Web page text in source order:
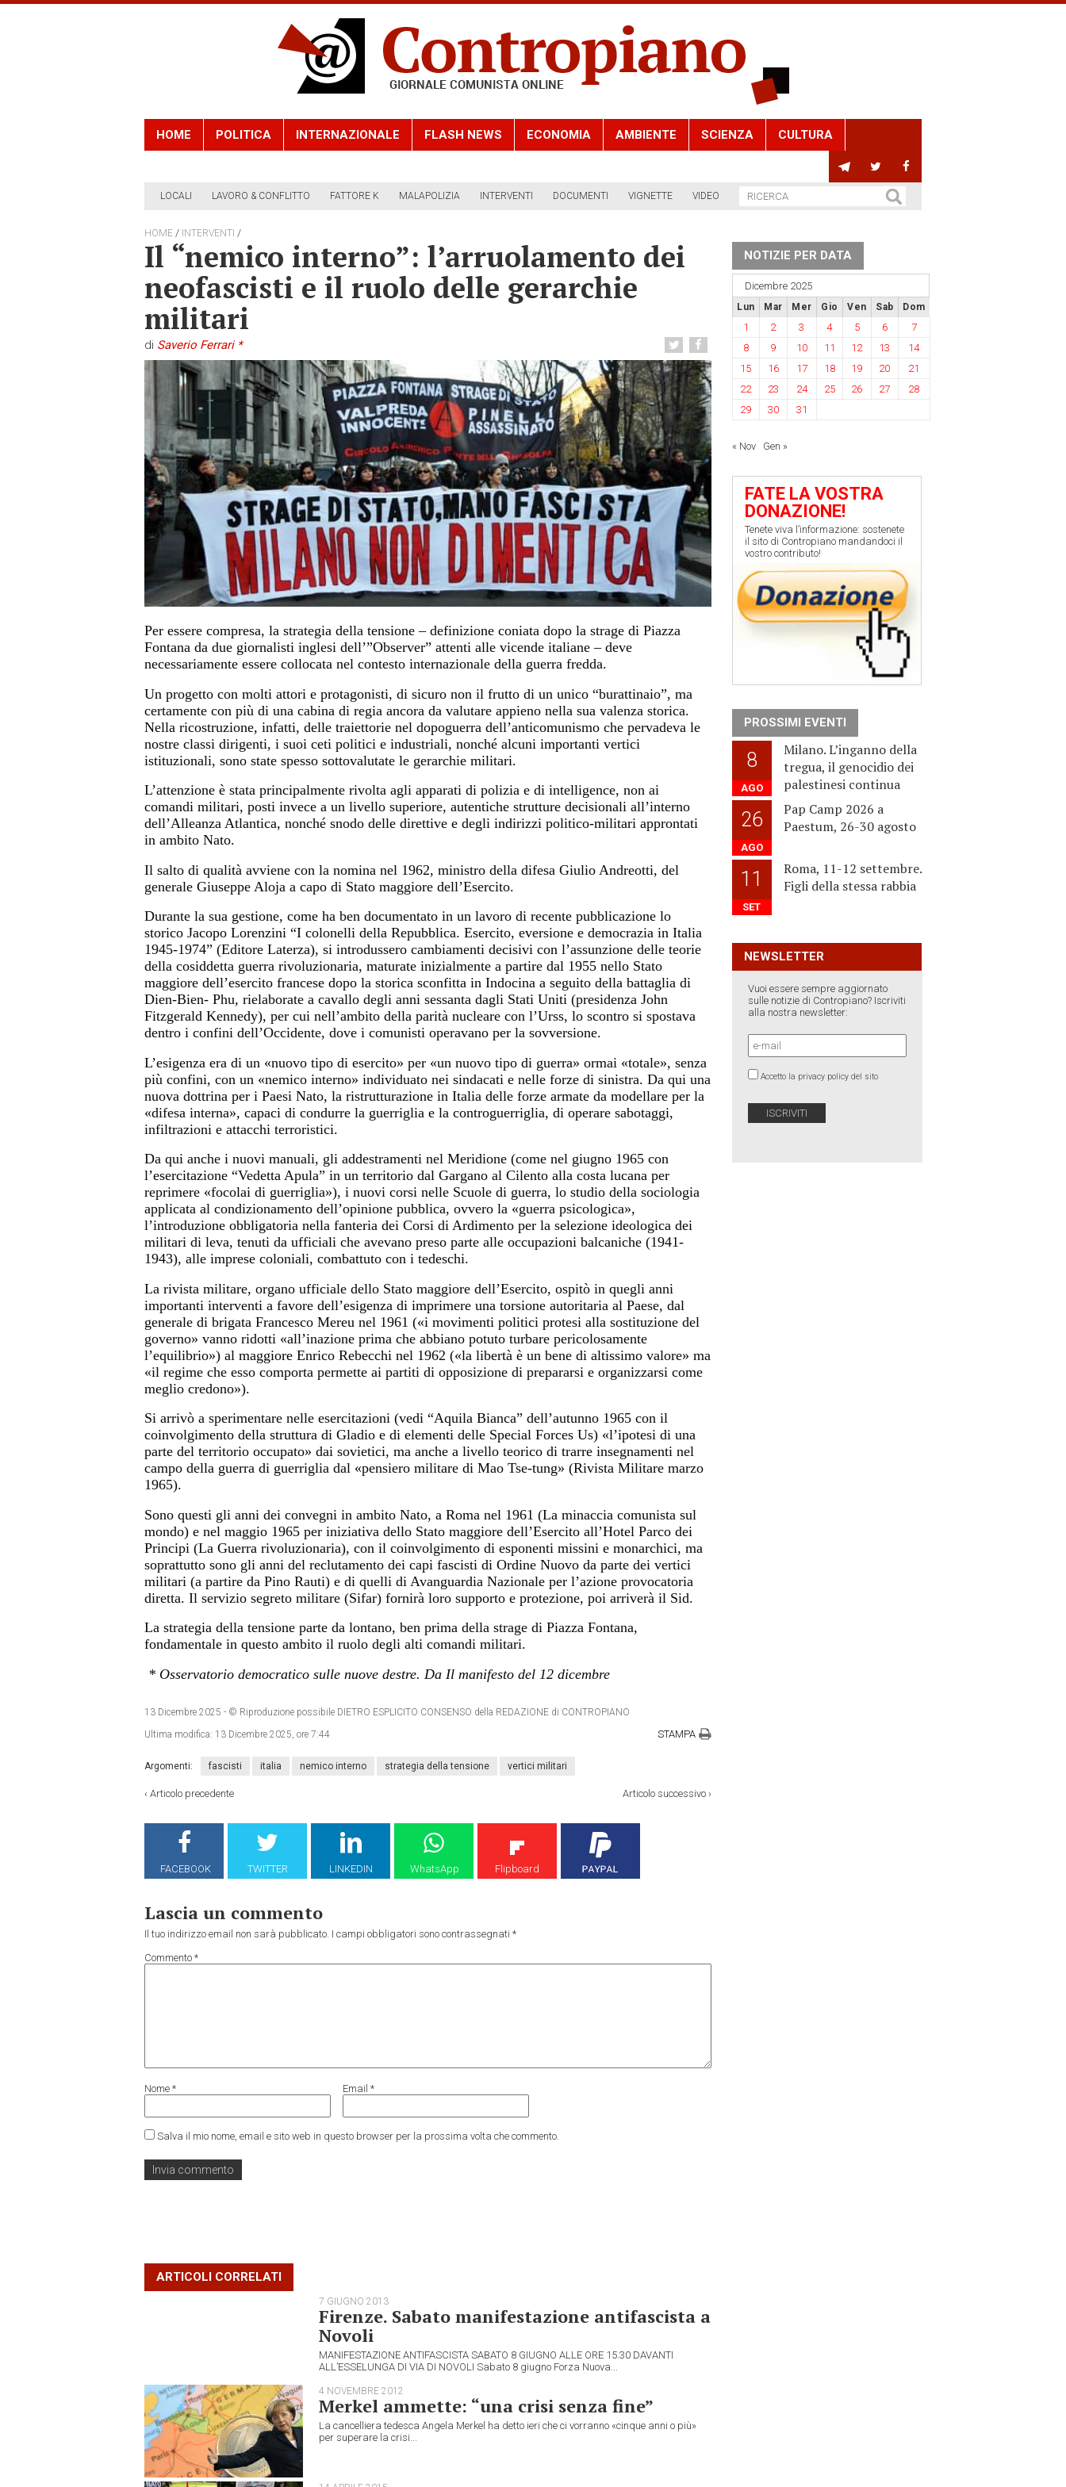
HOME POLITICA INTERNAZIONALE FLASH NEWS ECONOMIA AMBIENTE SCIENZA CULTURA
LOCALI LAVORO & CONFLITTO FATTORE K MALAPOLIZIA INTERVENTI DOCUMENTI VIGNETTE VIDEO
HOME / INTERVENTI /
Il “nemico interno”: l’arruolamento dei
neofascisti e il ruolo delle gerarchie
militari
di Saverio Ferrari *
Per essere compresa, la strategia della tensione – definizione coniata dopo la strage di Piazza
Fontana da due giornalisti inglesi dell’”Observer” attenti alle vicende italiane – deve
necessariamente essere collocata nel contesto internazionale della guerra fredda.
Un progetto con molti attori e protagonisti, di sicuro non il frutto di un unico “burattinaio”, ma
certamente con più di una cabina di regia ancora da valutare appieno nella sua valenza storica.
Nella ricostruzione, infatti, delle traiettorie nel dopoguerra dell’anticomunismo che pervadeva le
nostre classi dirigenti, i suoi ceti politici e industriali, nonché alcuni importanti vertici
istituzionali, sono state spesso sottovalutate le gerarchie militari.
L’attenzione è stata principalmente rivolta agli apparati di polizia e di intelligence, non ai
comandi militari, posti invece a un livello superiore, autentiche strutture decisionali all’interno
dell’Alleanza Atlantica, nonché snodo delle direttive e degli indirizzi politico-militari approntati
in ambito Nato.
Il salto di qualità avviene con la nomina nel 1962, ministro della difesa Giulio Andreotti, del
generale Giuseppe Aloja a capo di Stato maggiore dell’Esercito.
Durante la sua gestione, come ha ben documentato in un lavoro di recente pubblicazione lo
storico Jacopo Lorenzini “I colonelli della Repubblica. Esercito, eversione e democrazia in Italia
1945-1974” (Editore Laterza), si introdussero cambiamenti decisivi con l’assunzione delle teorie
della cosiddetta guerra rivoluzionaria, maturate inizialmente a partire dal 1955 nello Stato
maggiore dell’esercito francese dopo la storica sconfitta in Indocina a seguito della battaglia di
Dien-Bien- Phu, rielaborate a cavallo degli anni sessanta dagli Stati Uniti (presidenza John
Fitzgerald Kennedy), per cui nell’ambito della parità nucleare con l’Urss, lo scontro si spostava
dentro i confini dell’Occidente, dove i comunisti operavano per la sovversione.
L’esigenza era di un «nuovo tipo di esercito» per «un nuovo tipo di guerra» ormai «totale», senza
più confini, con un «nemico interno» individuato nei sindacati e nelle forze di sinistra. Da qui una
nuova dottrina per i Paesi Nato, la ristrutturazione in Italia delle forze armate da modellare per la
«difesa interna», capaci di condurre la guerriglia e la controguerriglia, di operare sabotaggi,
infiltrazioni e attacchi terroristici.
Da qui anche i nuovi manuali, gli addestramenti nel Meridione (come nel giugno 1965 con
l’esercitazione “Vedetta Apula” in un territorio dal Gargano al Cilento alla costa lucana per
reprimere «focolai di guerriglia»), i nuovi corsi nelle Scuole di guerra, lo studio della sociologia
applicata al condizionamento dell’opinione pubblica, ovvero la «guerra psicologica»,
l’introduzione obbligatoria nella fanteria dei Corsi di Ardimento per la selezione ideologica dei
militari di leva, tenuti da ufficiali che avevano preso parte alle occupazioni balcaniche (1941-
1943), alle imprese coloniali, combattuto con i tedeschi.
La rivista militare, organo ufficiale dello Stato maggiore dell’Esercito, ospitò in quegli anni
importanti interventi a favore dell’esigenza di imprimere una torsione autoritaria al Paese, dal
generale di brigata Francesco Mereu nel 1961 («i movimenti politici protesi alla sostituzione del
governo» vanno ridotti «all’inazione prima che abbiano potuto turbare pericolosamente
l’equilibrio») al maggiore Enrico Rebecchi nel 1962 («la libertà è un bene di altissimo valore» ma
«il regime che esso comporta permette ai partiti di opposizione di prepararsi e organizzarsi come
meglio credono»).
Si arrivò a sperimentare nelle esercitazioni (vedi “Aquila Bianca” dell’autunno 1965 con il
coinvolgimento della struttura di Gladio e di elementi delle Special Forces Us) «l’ipotesi di una
parte del territorio occupato» dai sovietici, ma anche a livello teorico di trarre insegnamenti nel
campo della guerra di guerriglia dal «pensiero militare di Mao Tse-tung» (Rivista Militare marzo
1965).
Sono questi gli anni dei convegni in ambito Nato, a Roma nel 1961 (La minaccia comunista sul
mondo) e nel maggio 1965 per iniziativa dello Stato maggiore dell’Esercito all’Hotel Parco dei
Principi (La Guerra rivoluzionaria), con il coinvolgimento di esponenti missini e monarchici, ma
soprattutto sono gli anni del reclutamento dei capi fascisti di Ordine Nuovo da parte dei vertici
militari (a partire da Pino Rauti) e di quelli di Avanguardia Nazionale per l’azione provocatoria
diretta. Il servizio segreto militare (Sifar) fornirà loro supporto e protezione, poi arriverà il Sid.
La strategia della tensione parte da lontano, ben prima della strage di Piazza Fontana,
fondamentale in questo ambito il ruolo degli alti comandi militari.
* Osservatorio democratico sulle nuove destre. Da Il manifesto del 12 dicembre
13 Dicembre 2025 - © Riproduzione possibile DIETRO ESPLICITO CONSENSO della REDAZIONE di CONTROPIANO
Ultima modifica: 13 Dicembre 2025, ore 7:44 STAMPA
Argomenti: fascisti italia nemico interno strategia della tensione vertici militari
‹ Articolo precedente Articolo successivo ›
FACEBOOK TWITTER LINKEDIN WhatsApp Flipboard
Lascia un commento
Il tuo indirizzo email non sarà pubblicato. I campi obbligatori sono contrassegnati *
Commento *
Nome * Email *
Salva il mio nome, email e sito web in questo browser per la prossima volta che commento.
ARTICOLI CORRELATI
7 GIUGNO 2013
Firenze. Sabato manifestazione antifascista a
Novoli
MANIFESTAZIONE ANTIFASCISTA SABATO 8 GIUGNO ALLE ORE 15.30 DAVANTI
ALL’ESSELUNGA DI VIA DI NOVOLI Sabato 8 giugno Forza Nuova...
4 NOVEMBRE 2012
Merkel ammette: “una crisi senza fine”
La cancelliera tedesca Angela Merkel ha detto ieri che ci vorranno «cinque anni o più»
per superare la crisi...
NOTIZIE PER DATA
Dicembre 2025
Lun Mar Mer Gio Ven Sab Dom
1 2 3 4 5 6
7
8
9 10 11 12 13
14
15
16 17 18 19 20
21
22
23 24 25 26 27
28
29
30 31
« Nov Gen »
FATE LA VOSTRA
DONAZIONE!
Tenete viva l’informazione: sostenete
il sito di Contropiano mandandoci il
vostro contributo!
PROSSIMI EVENTI
8
AGO
Milano. L’inganno della
tregua, il genocidio dei
palestinesi continua
26
AGO
Pap Camp 2026 a
Paestum, 26-30 agosto
11
SET
Roma, 11-12 settembre.
Figli della stessa rabbia
NEWSLETTER
Vuoi essere sempre aggiornato
sulle notizie di Contropiano? Iscriviti
alla nostra newsletter:
Accetto la privacy policy del sito